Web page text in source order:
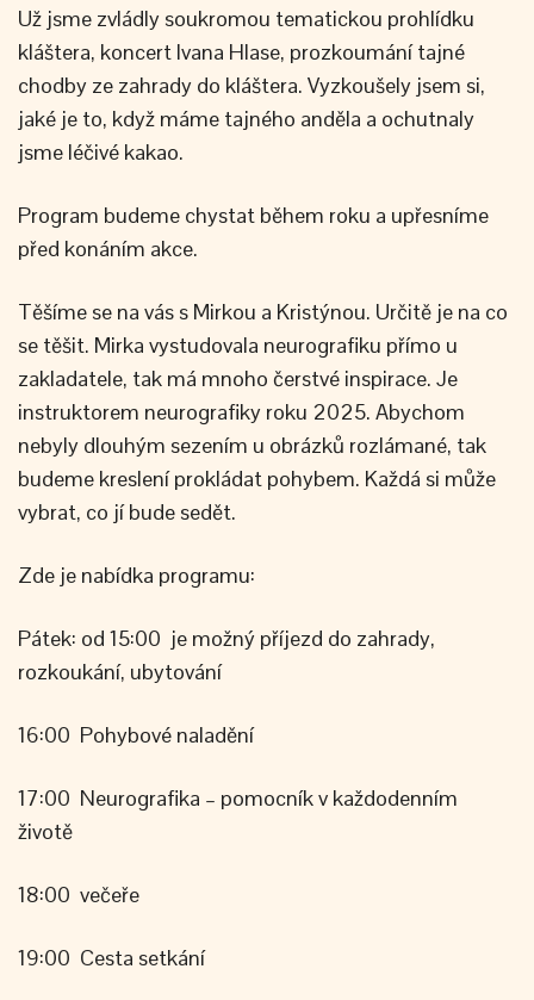
Už jsme zvládly soukromou tematickou prohlídku
kláštera, koncert Ivana Hlase, prozkoumání tajné
chodby ze zahrady do kláštera. Vyzkoušely jsem si,
jaké je to, když máme tajného anděla a ochutnaly
jsme léčivé kakao.
Program budeme chystat během roku a upřesníme
před konáním akce.
Těšíme se na vás s Mirkou a Kristýnou. Určitě je na co
se těšit. Mirka vystudovala neurografiku přímo u
zakladatele, tak má mnoho čerstvé inspirace. Je
instruktorem neurografiky roku 2025. Abychom
nebyly dlouhým sezením u obrázků rozlámané, tak
budeme kreslení prokládat pohybem. Každá si může
vybrat, co jí bude sedět.
Zde je nabídka programu:
Pátek: od 15:00 je možný příjezd do zahrady,
rozkoukání, ubytování
16:00 Pohybové naladění
17:00 Neurografika – pomocník v každodenním
životě
18:00 večeře
19:00 Cesta setkání